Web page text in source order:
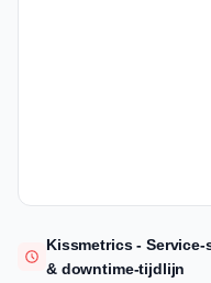
Kissmetrics -
& downtime-tijdlijn